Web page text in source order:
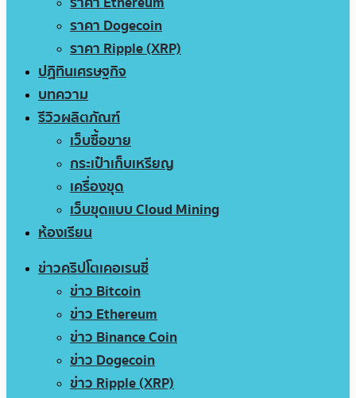
ราคา Dogecoin
ราคา Ripple (XRP)
ปฏิทินเศรษฐกิจ
บทความ
รีวิวผลิตภัณฑ์
เว็บซื้อขาย
กระเป๋าเก็บเหรียญ
เครื่องขุด
เว็บขุดแบบ Cloud Mining
ห้องเรียน
ข่าวคริปโตเคอเรนซี่
ข่าว Bitcoin
ข่าว Ethereum
ข่าว Binance Coin
ข่าว Dogecoin
ข่าว Ripple (XRP)